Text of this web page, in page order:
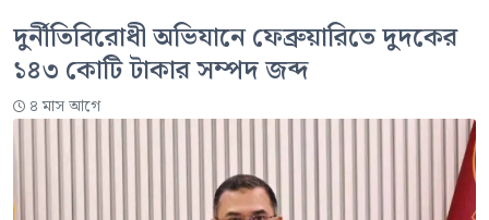
দুর্নীতিবিরোধী অভিযানে ফেব্রুয়ারিতে দুদকের
১৪৩ কোটি টাকার সম্পদ জব্দ
৪ মাস আগে